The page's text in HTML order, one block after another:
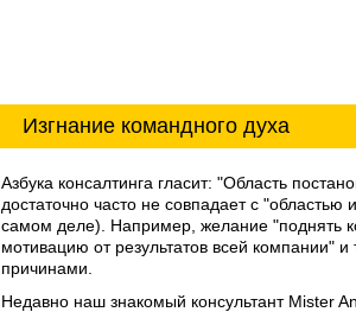
Изгнание командного духа
Азбука консалтинга гласит: "Область
достаточно часто не совпадает с "областью
самом деле). Например, желание "поднять
мотивацию от результатов всей компании"
причинами.
Недавно наш знакомый консультант Mister